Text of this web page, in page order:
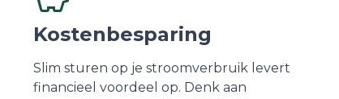
Kostenbesparing
Slim sturen op je stroomverbruik levert
financieel voordeel op. Denk aan